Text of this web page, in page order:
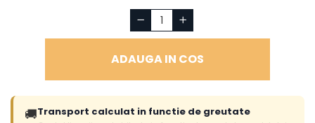
ADAUGA IN COS
🚚Transport calculat in functie de greutate